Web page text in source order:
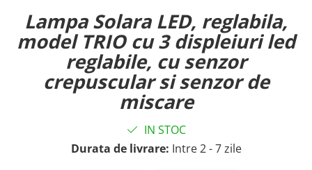
Lampa Solara LED, reglabila,
model TRIO cu 3 displeiuri led
reglabile, cu senzor
crepuscular si senzor de
miscare
IN STOC
Durata de livrare: Intre 2 - 7 zile